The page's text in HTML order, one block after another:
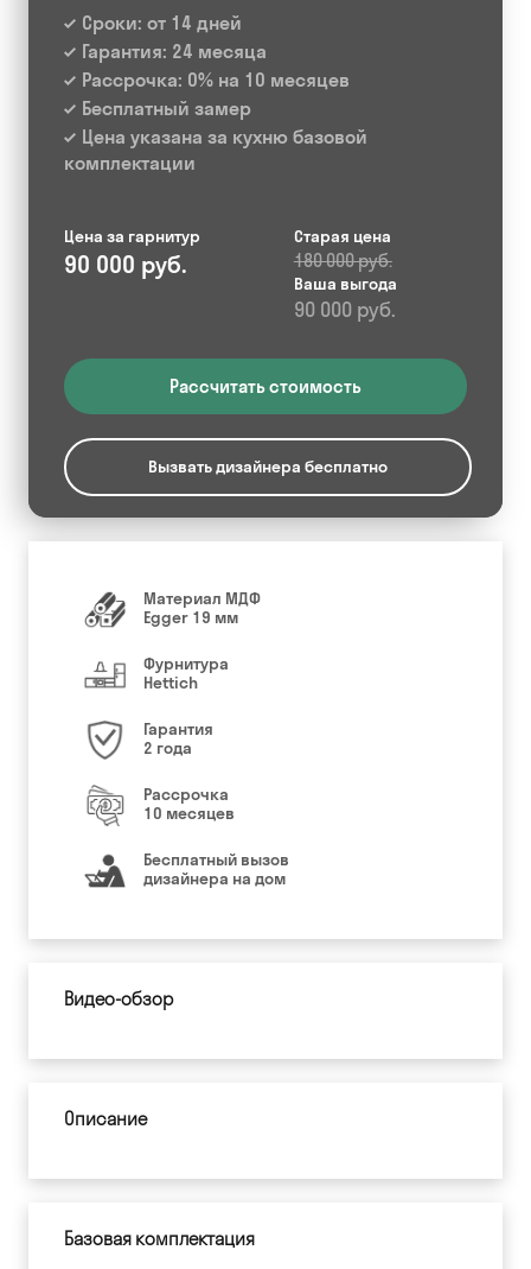
Сроки: от 14 дней
Гарантия: 24 месяца
Рассрочка: 0% на 10 месяцев
Бесплатный замер
Цена указана за кухню базовой
комплектации
Цена за гарнитур
90 000 руб.
Старая цена
180 000 руб.
Ваша выгода
90 000 руб.
Рассчитать стоимость
Вызвать дизайнера бесплатно
Материал МДФ
Egger 19 мм
Фурнитура
Hettich
Гарантия
2 года
Рассрочка
10 месяцев
Бесплатный вызов
дизайнера на дом
Видео-обзор
Описание
Базовая комплектация